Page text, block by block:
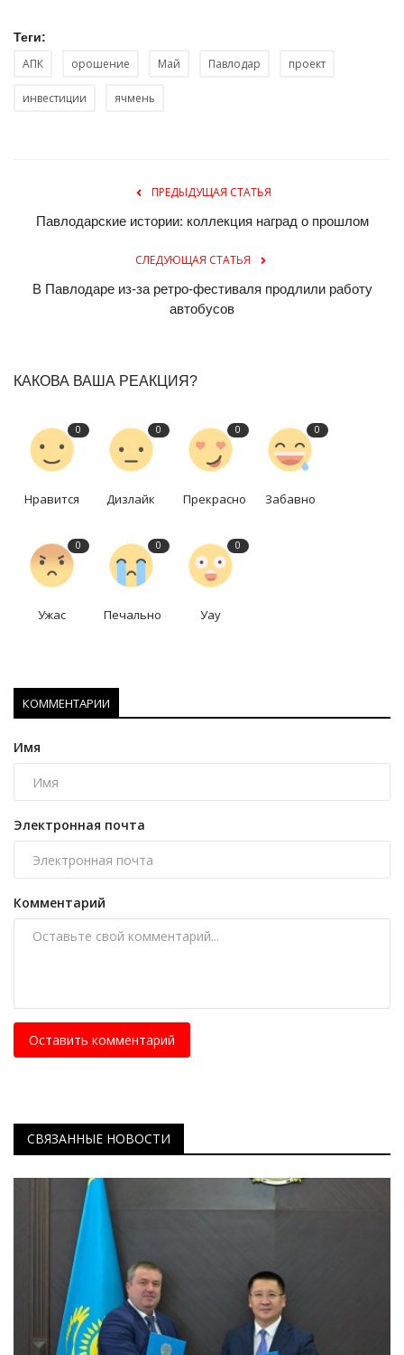
Теги:
АПК орошение Май Павлодар проект
инвестиции ячмень
ПРЕДЫДУЩАЯ СТАТЬЯ
Павлодарские истории: коллекция наград о прошлом
СЛЕДУЮЩАЯ СТАТЬЯ
В Павлодаре из-за ретро-фестиваля продлили работу
автобусов
КАКОВА ВАША РЕАКЦИЯ?
0
Нравится
0
Дизлайк
0
Прекрасно
0
Забавно
0
Ужас
0
Печально
0
Уау
КОММЕНТАРИИ
Имя
Электронная почта
Комментарий
Оставить комментарий
СВЯЗАННЫЕ НОВОСТИ